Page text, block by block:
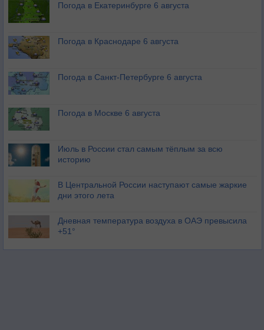
Погода в Екатеринбурге 6 августа
Погода в Краснодаре 6 августа
Погода в Санкт-Петербурге 6 августа
Погода в Москве 6 августа
Июль в России стал самым тёплым за всю
историю
В Центральной России наступают самые жаркие
дни этого лета
Дневная температура воздуха в ОАЭ превысила
+51°